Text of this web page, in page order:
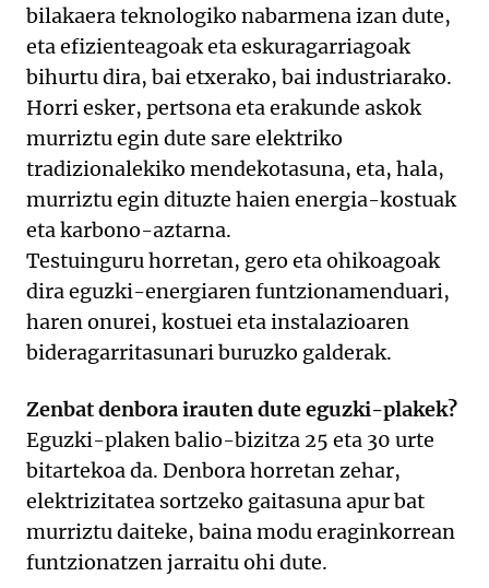
bilakaera teknologiko nabarmena izan dute,
eta efizienteagoak eta eskuragarriagoak
bihurtu dira, bai etxerako, bai industriarako.
Horri esker, pertsona eta erakunde askok
murriztu egin dute sare elektriko
tradizionalekiko mendekotasuna, eta, hala,
murriztu egin dituzte haien energia-kostuak
eta karbono-aztarna.
Testuinguru horretan, gero eta ohikoagoak
dira eguzki-energiaren funtzionamenduari,
haren onurei, kostuei eta instalazioaren
bideragarritasunari buruzko galderak.
Zenbat denbora irauten dute eguzki-plakek?
Eguzki-plaken balio-bizitza 25 eta 30 urte
bitartekoa da. Denbora horretan zehar,
elektrizitatea sortzeko gaitasuna apur bat
murriztu daiteke, baina modu eraginkorrean
funtzionatzen jarraitu ohi dute.